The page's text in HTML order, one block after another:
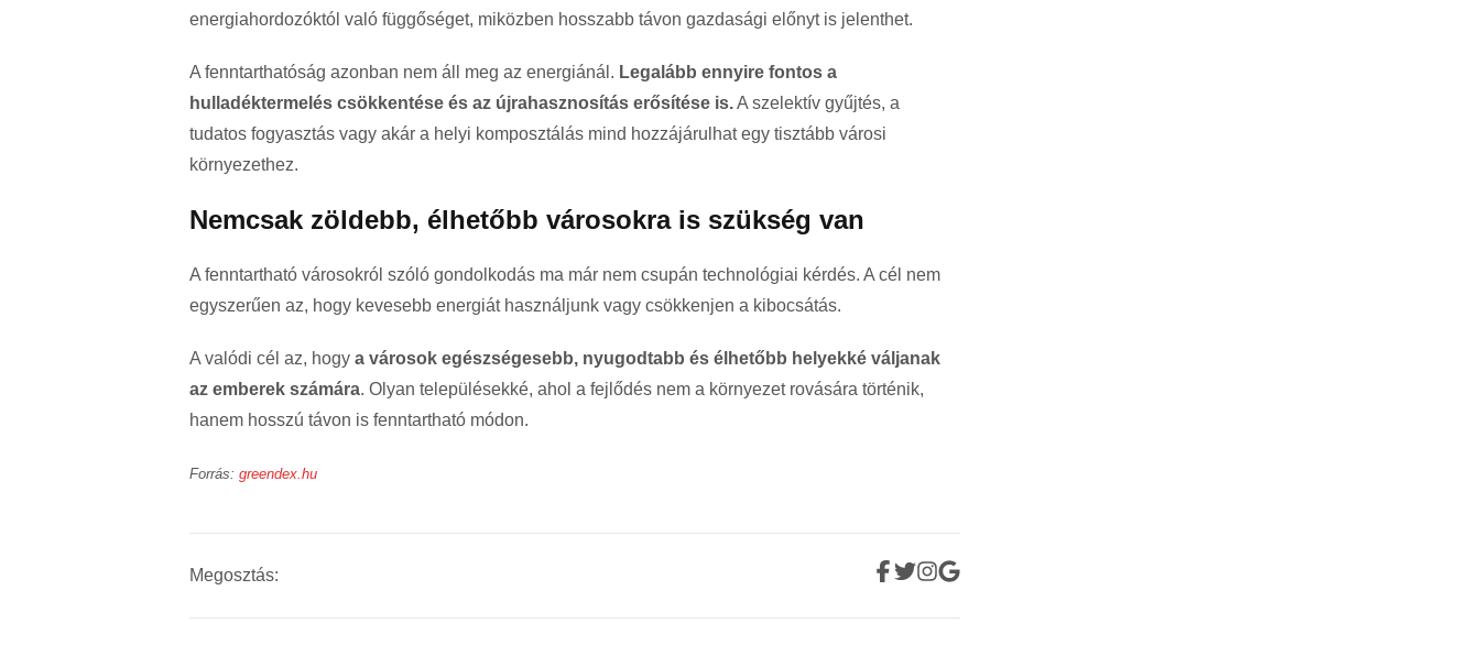
energiahordozóktól való függőséget, miközben hosszabb távon gazdasági előnyt is jelenthet.
A fenntarthatóság azonban nem áll meg az energiánál. Legalább ennyire fontos a
hulladéktermelés csökkentése és az újrahasznosítás erősítése is.A szelektív gyűjtés, a
tudatos fogyasztás vagy akár a helyi komposztálás mind hozzájárulhat egy tisztább városi
környezethez.
Nemcsak zöldebb, élhetőbb városokra is szükség van
A fenntartható városokról szóló gondolkodás ma már nem csupán technológiai kérdés. A cél nem
egyszerűen az, hogy kevesebb energiát használjunk vagy csökkenjen a kibocsátás.
A valódi cél az, hogy a városok egészségesebb, nyugodtabb és élhetőbb helyekké váljanak
az emberek számára. Olyan településekké, ahol a fejlődés nem a környezet rovására történik,
hanem hosszú távon is fenntartható módon.
Forrás: greendex.hu
Megosztás: